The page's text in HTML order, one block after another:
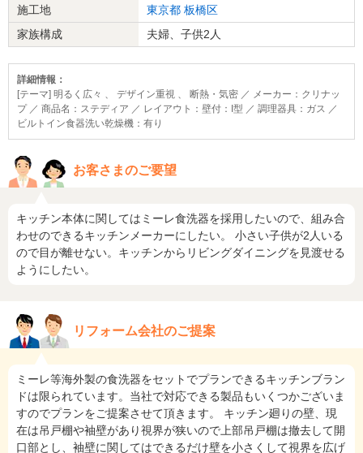
施工地
東京都 板橋区
家族構成
夫婦、子供2人
詳細情報：
[テーマ] 明るく広々 、 デザイン重視 、 断熱・気密 ／ メーカー：クリナッ
プ ／ 商品名：ステディア ／ レイアウト：壁付：I型 ／ 調理器具：ガス ／
ビルトイン食器洗い乾燥機：有り
お客さまのご要望
キッチン本体に関してはミーレ食洗器を採用したいので、組み合
わせのできるキッチンメーカーにしたい。 小さい子供が2人いる
ので目が離せない。キッチンからリビングダイニングを見渡せる
ようにしたい。
リフォーム会社のご提案
ミーレ等海外製の食洗器をセットでプランできるキッチンブラン
ドは限られています。当社で対応できる製品もいくつかございま
すのでプランをご提案させて頂きます。 キッチン廻りの壁、現
在は吊戸棚や袖壁があり視界が狭いので上部吊戸棚は撤去して開
口部とし、袖壁に関してはできるだけ壁を小さくして視界を広げ